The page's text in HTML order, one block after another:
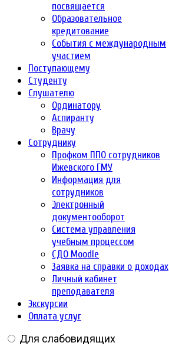
посвящается
Образовательное
кредитование
События с международным
участием
Поступающему
Студенту
Слушателю
Ординатору
Аспиранту
Врачу
Сотруднику
Профком ППО сотрудников
Ижевского ГМУ
Информация для
сотрудников
Электронный
документооборот
Система управления
учебным процессом
СДО Moodle
Заявка на справки о доходах
Личный кабинет
преподавателя
Экскурсии
Оплата услуг
Для слабовидящих